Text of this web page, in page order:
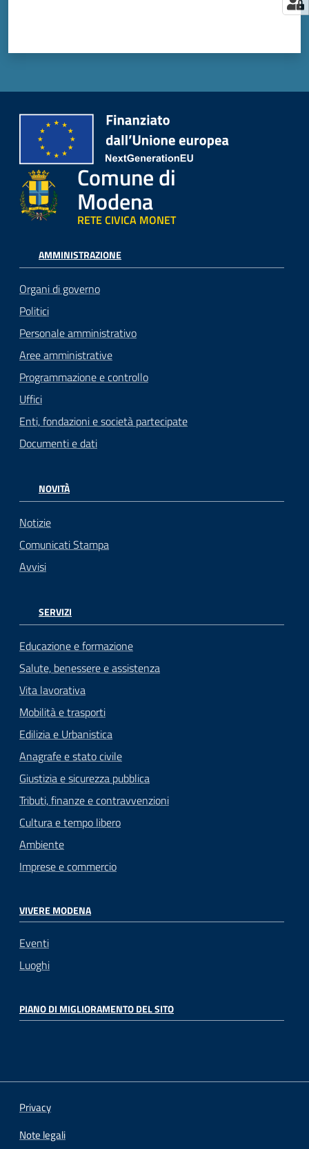
Comune di
Modena
RETE CIVICA MONET
AMMINISTRAZIONE
Organi di governo
Politici
Personale amministrativo
Aree amministrative
Programmazione e controllo
Uffici
Enti, fondazioni e società partecipate
Documenti e dati
NOVITÀ
Notizie
Comunicati Stampa
Avvisi
SERVIZI
Educazione e formazione
Salute, benessere e assistenza
Vita lavorativa
Mobilità e trasporti
Edilizia e Urbanistica
Anagrafe e stato civile
Giustizia e sicurezza pubblica
Tributi, finanze e contravvenzioni
Cultura e tempo libero
Ambiente
Imprese e commercio
VIVERE MODENA
Eventi
Luoghi
PIANO DI MIGLIORAMENTO DEL SITO
Privacy
Note legali